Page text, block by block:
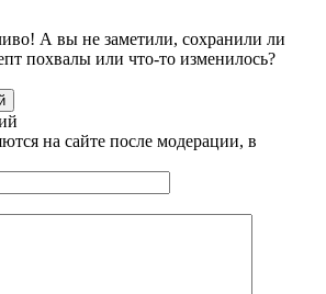
А вы не заметили, сохранили ли
похвалы или что-то изменилось?
на сайте после модерации, в